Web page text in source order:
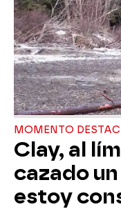
MOMENTO
Clay, al
cazado
estoy